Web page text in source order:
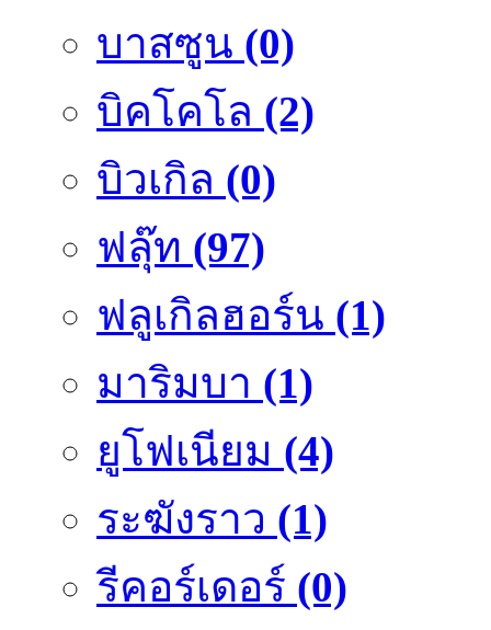
บาสซูน (0)
บิคโคโล (2)
บิวเกิล (0)
ฟลุ๊ท (97)
ฟลูเกิลฮอร์น (1)
มาริมบา (1)
ยูโฟเนียม (4)
ระฆังราว (1)
รีคอร์เดอร์ (0)